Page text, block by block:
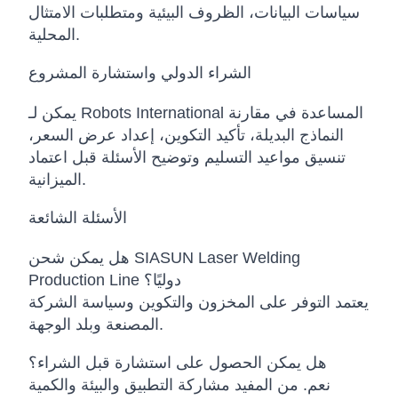
سياسات البيانات، الظروف البيئية ومتطلبات الامتثال
المحلية.
الشراء الدولي واستشارة المشروع
يمكن لـ Robots International المساعدة في مقارنة
النماذج البديلة، تأكيد التكوين، إعداد عرض السعر،
تنسيق مواعيد التسليم وتوضيح الأسئلة قبل اعتماد
الميزانية.
الأسئلة الشائعة
هل يمكن شحن SIASUN Laser Welding
Production Line دوليًا؟
يعتمد التوفر على المخزون والتكوين وسياسة الشركة
المصنعة وبلد الوجهة.
هل يمكن الحصول على استشارة قبل الشراء؟
نعم. من المفيد مشاركة التطبيق والبيئة والكمية